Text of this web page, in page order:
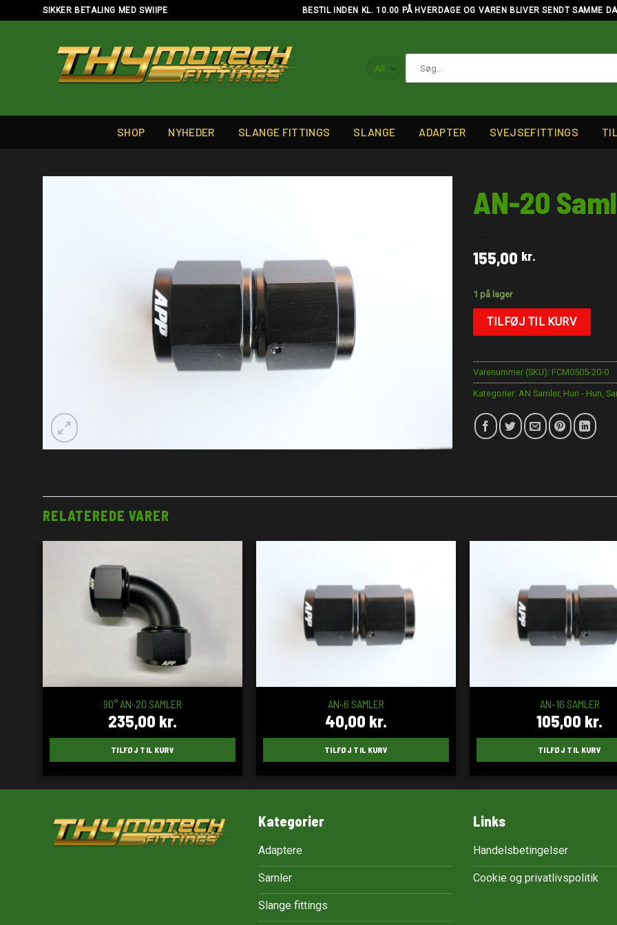
to
SIKKER BETALING MED SWIIPE BESTIL INDEN KL. 10.00 PÅ HVERDAGE OG VAREN BLIVER SENDT SAMME
efter:
SHOP NYHEDER SLANGE FITTINGS SLANGE ADAPTER SVEJSEFITTINGS
AN-20
155,00 kr.
1 på lager
TILFØJ TIL KURV
Varenummer (SKU): FCM0505-20-0
Kategorier: AN Samler, Hun - Hun,
RELATEREDE VARER
90° AN-20 SAMLER
235,00 kr.
TILFØJ TIL KURV
AN-6 SAMLER
40,00 kr.
TILFØJ TIL KURV
AN-16 SAMLER
105,00 kr.
TILFØJ TIL KURV
Kategorier
Adaptere
Samler
Slange fittings
Links
Handelsbetingelser
Cookie og privatlivspolitik